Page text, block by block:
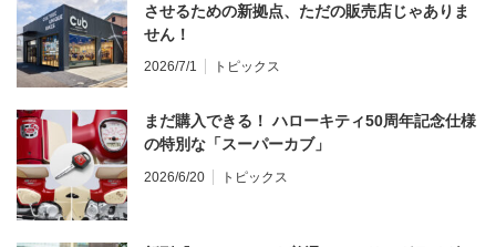
させるための新拠点、ただの販売店じゃありま
せん！
2026/7/1 トピックス
まだ購入できる！ ハローキティ50周年記念仕様
の特別な「スーパーカブ」
2026/6/20 トピックス